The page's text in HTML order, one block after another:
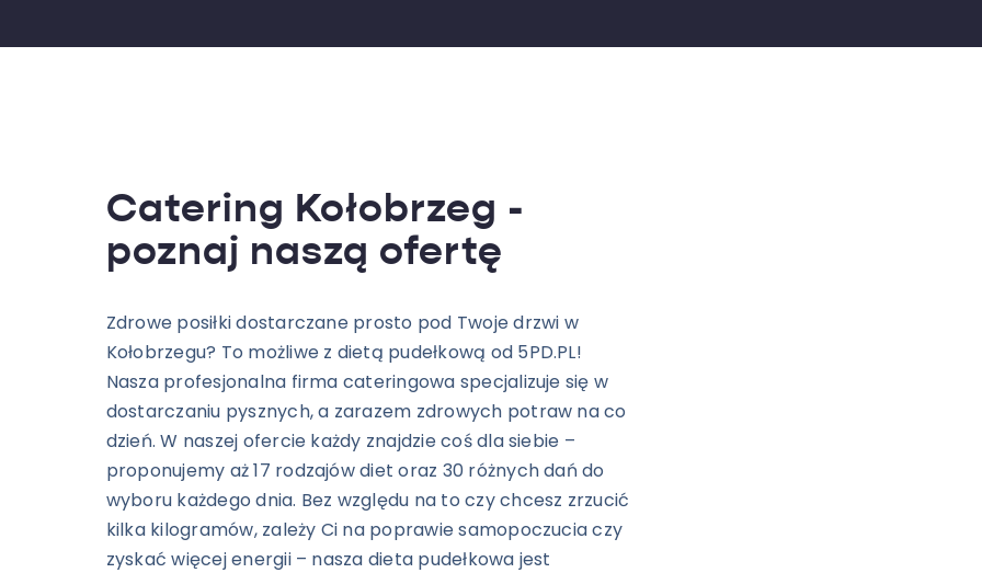
Catering Kołobrzeg -
poznaj naszą ofertę
Zdrowe posiłki dostarczane prosto pod Twoje drzwi w
Kołobrzegu? To możliwe z dietą pudełkową od 5PD.PL!
Nasza profesjonalna firma cateringowa specjalizuje się w
dostarczaniu pysznych, a zarazem zdrowych potraw na co
dzień. W naszej ofercie każdy znajdzie coś dla siebie –
proponujemy aż 17 rodzajów diet oraz 30 różnych dań do
wyboru każdego dnia. Bez względu na to czy chcesz zrzucić
kilka kilogramów, zależy Ci na poprawie samopoczucia czy
zyskać więcej energii – nasza dieta pudełkowa jest